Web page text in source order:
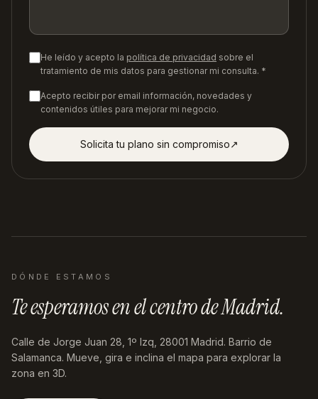
He leído y acepto la política de privacidad sobre el
tratamiento de mis datos para gestionar mi consulta. *
Acepto recibir por email información, novedades y
contenidos útiles para mejorar mi negocio.
Solicita tu plano sin compromiso↗︎
DÓNDE ESTAMOS
Te esperamos enel centro de Madrid.
Calle de Jorge Juan 28, 1º Izq, 28001 Madrid. Barrio de
Salamanca. Mueve, gira e inclina el mapa para explorar la
zona en 3D.